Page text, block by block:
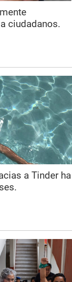
ciudadanos.
a Tinder ha